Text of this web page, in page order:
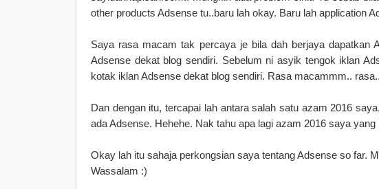
other products Adsense tu..baru lah okay. Baru lah application
Saya rasa macam tak percaya je bila dah berjaya dapatkan
Adsense dekat blog sendiri. Sebelum ni asyik tengok iklan
kotak iklan Adsense dekat blog sendiri. Rasa macammm..
Dan dengan itu, tercapai lah antara salah satu azam 2016
ada Adsense. Hehehe. Nak tahu apa lagi azam 2016 saya
Okay lah itu sahaja perkongsian saya tentang Adsense so far.
Wassalam :)